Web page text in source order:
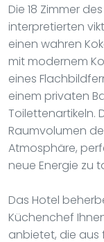
Die 18 Zimmer
interpretierten
einen wahren
mit modernem
eines
einem privaten
Toilettenartikeln.
Raumvolumen
Atmosphäre,
neue Energie zu
Das Hotel
Küchenchef
anbietet, die aus